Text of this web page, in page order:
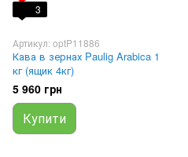
3
Артикул: optP11886
Кава в зернах Paulig Arabica 1
кг (ящик 4кг)
5 960 грн
Купити